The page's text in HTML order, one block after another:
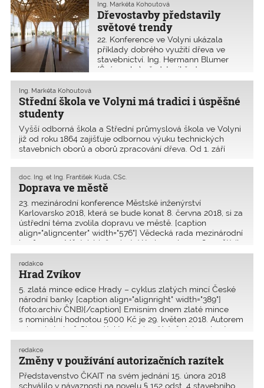
Dřevostavby představily
světové trendy
Ing. Markéta Kohoutová
22. Konference ve Volyni ukázala
příklady dobrého využití dřeva ve
stavebnictví. Ing. Hermann Blumer
(Švýcarsko) představil řadu
netradičních dřevěných staveb, na
a statik společně s japonským
architektem Shigeru Banem
Střední škola ve Volyni má tradici i úspěšné
studenty
Ing. Markéta Kohoutová
Vyšší odborná škola a Střední průmyslová škola ve Volyni
již od roku 1864 zajišťuje odbornou výuku technických
stavebních oborů a oborů zpracování dřeva. Od 1. září
univerzity ve Zvolenu. V současné době �
Doprava ve městě
doc. Ing. et Ing. František Kuda, CSc.
23. mezinárodní konference Městské inženýrství
Karlovarsko 2018, která se bude konat 8. června 2018, si za
ústřední téma zvolila dopravu ve městě. [caption
align="aligncenter" width="576"] Vědecká rada mezinárodní
konference Městské inženýrství Karlovarsko 2018 navštívila
Hrad Zvíkov
redakce
5. zlatá mince edice Hrady – cyklus zlatých mincí České
národní banky [caption align="alignright" width="389"]
(foto:archiv ČNB)[/caption] Emisním dnem zlaté mince
s nominální hodnotou 5000 Kč je 29. květen 2018. Autorem
mince je Luboš Charvát, který mimořádně dokonale zt
Změny v používání autorizačních razítek
redakce
Představenstvo ČKAIT na svém jednání 15. února 2018
schválilo v návaznosti na novelu § 152 odst. 4 stavebního